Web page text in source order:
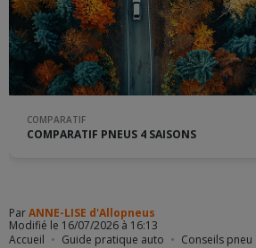
Accueil Guide pratique auto
Conseils pneu
COMPARATIF
COMPARATIF PNEUS 4 SAISONS
ParANNE-LISE d'Allopneus
Modifié le 16/07/2026 à 16:13